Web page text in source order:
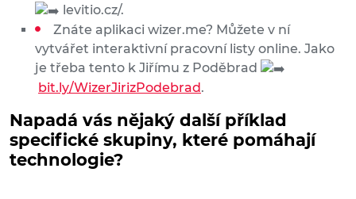
levitio.cz/.
Znáte aplikaci wizer.me? Můžete v ní
vytvářet interaktivní pracovní listy online. Jako
je třeba tento k Jiřímu z Poděbrad
bit.ly/WizerJirizPodebrad.
Napadá vás nějaký další příklad
specifické skupiny, které pomáhají
technologie?